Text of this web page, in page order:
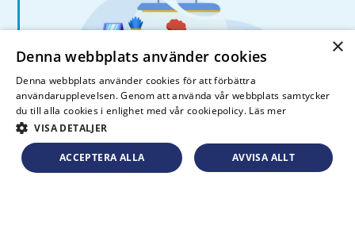
×
Denna webbplats använder cookies
Denna webbplats använder cookies för att förbättra
användarupplevelsen. Genom att använda vår webbplats samtycker
du till alla cookies i enlighet med vår cookiepolicy. Läs mer
VISA DETALJER
ACCEPTERA ALLA AVVISA ALLT